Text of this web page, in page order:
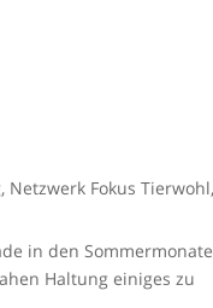
, Netzwerk Fokus Tierwohl
in den
Haltung einiges zu